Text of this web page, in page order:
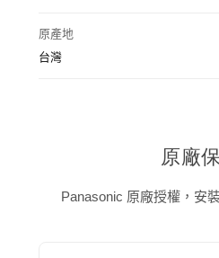
原產地
台灣
原廠
Panasonic 原廠授權，安